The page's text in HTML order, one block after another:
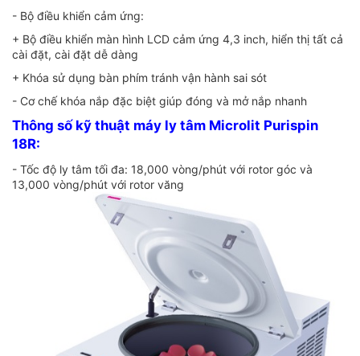
- Bộ điều khiển cảm ứng:
+ Bộ điều khiển màn hình LCD cảm ứng 4,3 inch, hiển thị tất cả
cài đặt, cài đặt dễ dàng
+ Khóa sử dụng bàn phím tránh vận hành sai sót
- Cơ chế khóa nắp đặc biệt giúp đóng và mở nắp nhanh
Thông số kỹ thuật máy ly tâm Microlit Purispin
18R:
- Tốc độ ly tâm tối đa: 18,000 vòng/phút với rotor góc và
13,000 vòng/phút với rotor văng